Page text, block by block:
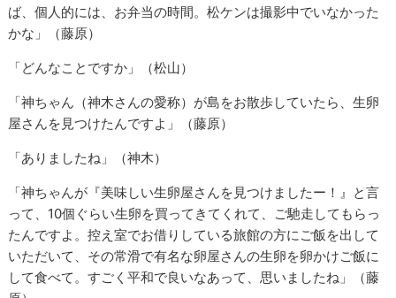
ば、個人的には、お弁当の時間。松ケンは撮影中でいなかった
かな」（藤原）
「どんなことですか」（松山）
「神ちゃん（神木さんの愛称）が島をお散歩していたら、生卵
屋さんを見つけたんですよ」（藤原）
「ありましたね」（神木）
「神ちゃんが『美味しい生卵屋さんを見つけましたー！』と言
って、10個ぐらい生卵を買ってきてくれて、ご馳走してもらっ
たんですよ。控え室でお借りしている旅館の方にご飯を出して
いただいて、その常滑で有名な卵屋さんの生卵を卵かけご飯に
して食べて。すごく平和で良いなあって、思いましたね」（藤